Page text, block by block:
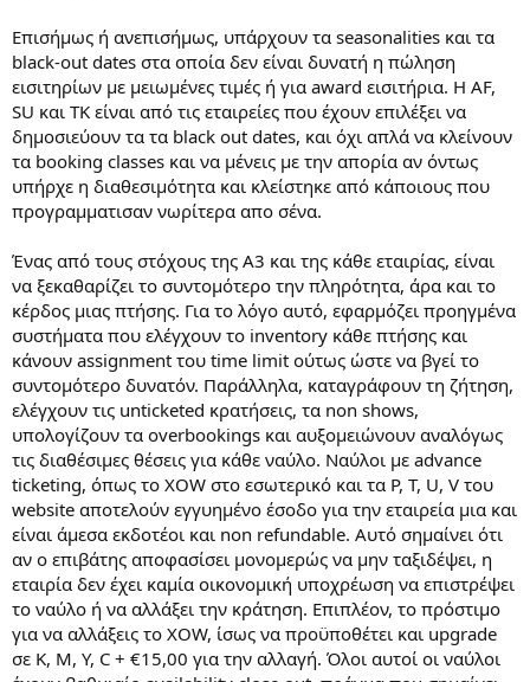
Επισήμως ή ανεπισήμως, υπάρχουν τα seasonalities και τα
black-out dates στα οποία δεν είναι δυνατή η πώληση
εισιτηρίων με μειωμένες τιμές ή για award εισιτήρια. Η AF,
SU και ΤΚ είναι από τις εταιρείες που έχουν επιλέξει να
δημοσιεύουν τα τα black out dates, και όχι απλά να κλείνουν
τα booking classes και να μένεις με την απορία αν όντως
υπήρχε η διαθεσιμότητα και κλείστηκε από κάποιους που
προγραμματισαν νωρίτερα απο σένα.
Ένας από τους στόχους της Α3 και της κάθε εταιρίας, είναι
να ξεκαθαρίζει το συντομότερο την πληρότητα, άρα και το
κέρδος μιας πτήσης. Για το λόγο αυτό, εφαρμόζει προηγμένα
συστήματα που ελέγχουν το inventory κάθε πτήσης και
κάνουν assignment του time limit ούτως ώστε να βγεί το
συντομότερο δυνατόν. Παράλληλα, καταγράφουν τη ζήτηση,
ελέγχουν τις unticketed κρατήσεις, τα non shows,
υπολογίζουν τα overbookings και αυξομειώνουν αναλόγως
τις διαθέσιμες θέσεις για κάθε ναύλο. Ναύλοι με advance
ticketing, όπως το ΧΟW στο εσωτερικό και τα P, T, U, V του
website αποτελούν εγγυημένο έσοδο για την εταιρεία μια και
είναι άμεσα εκδοτέοι και non refundable. Αυτό σημαίνει ότι
αν ο επιβάτης αποφασίσει μονομερώς να μην ταξιδέψει, η
εταιρία δεν έχει καμία οικονομική υποχρέωση να επιστρέψει
το ναύλο ή να αλλάξει την κράτηση. Επιπλέον, το πρόστιμο
για να αλλάξεις το XOW, ίσως να προϋποθέτει και upgrade
σε Κ, M, Y, C + €15,00 για την αλλαγή. Όλοι αυτοί οι ναύλοι